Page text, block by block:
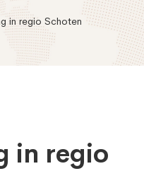
in regio Schoten
in regio